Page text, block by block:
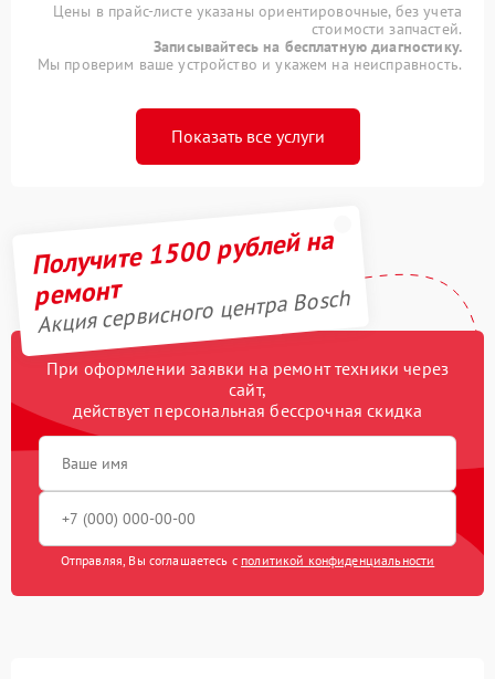
Цены в прайс-листе указаны ориентировочные, без учета
стоимости запчастей.
Записывайтесь на бесплатную диагностику.
Мы проверим ваше устройство и укажем на неисправность.
Показать все услуги
Получите 1500 рублей на
ремонт
Акция сервисного центра Bosch
При оформлении заявки на ремонт техники через
сайт,
действует персональная бессрочная скидка
Отправляя, Вы соглашаетесь с политикой конфиденциальности